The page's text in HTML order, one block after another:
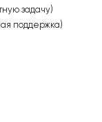
задачу)
поддержка)